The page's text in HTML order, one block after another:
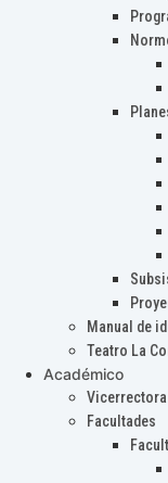
Manual de
Teatro La
Académico
Vicerrectora
Facultades